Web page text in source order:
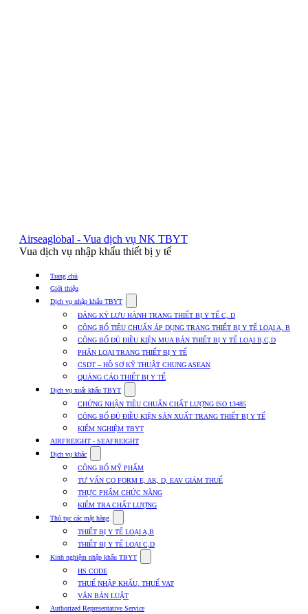
Airseaglobal - Vua dịch vụ NK TBYT
Vua dịch vụ nhập khẩu thiết bị y tế
Trang chủ
Giới thiệu
Dịch vụ nhập khẩu TBYT
submenu
for
Dịch
vụ
nhập
khẩu
TBYT
ĐĂNG KÝ LƯU HÀNH TRANG THIẾT BỊ Y TẾ C, D
CÔNG BỐ TIÊU CHUẨN ÁP DỤNG TRANG THIẾT BỊ Y TẾ LOẠI A, B
CÔNG BỐ ĐỦ ĐIỀU KIỆN MUA BÁN THIẾT BỊ Y TẾ LOẠI B,C,D
PHÂN LOẠI TRANG THIẾT BỊ Y TẾ
CSDT – HỒ SƠ KỸ THUẬT CHUNG ASEAN
QUẢNG CÁO THIẾT BỊ Y TẾ
Dịch vụ xuất khẩu TBYT
submenu
for
Dịch
vụ
xuất
TBYT
CHỨNG NHẬN TIÊU CHUẨN CHẤT LƯỢNG ISO 13485
CÔNG BỐ ĐỦ ĐIỀU KIỆN SẢN XUẤT TRANG THIẾT BỊ Y TẾ
KIỂM NGHIỆM TBYT
AIRFREIGHT - SEAFREIGHT
Dịch vụ khác
submenu
for
Dịch
vụ
khác
CÔNG BỐ MỸ PHẨM
TƯ VẤN CO FORM E, AK, D, EAV GIẢM THUẾ
THỰC PHẨM CHỨC NĂNG
KIỂM TRA CHẤT LƯỢNG
Thủ tục các mặt hàng
submenu
for
Thủ
tục
mặt
hàng
THIẾT BỊ Y TẾ LOẠI A,B
THIẾT BỊ Y TẾ LOẠI C,D
Kinh nghiệm nhập khẩu TBYT
submenu
Kinh
HS CODE
THUẾ NHẬP KHẨU, THUẾ VAT
VĂN BẢN LUẬT
Authorized Representative Service